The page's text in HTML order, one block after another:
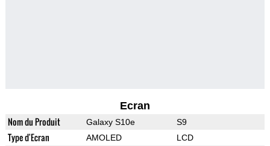
Ecran
Nom du Produit Galaxy S10e S9
Type d'Ecran AMOLED LCD